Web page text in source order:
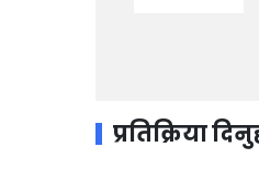
प्रतिक्रिया